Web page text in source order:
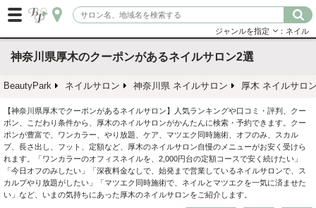
ジャンルを指定 ：ネイル
神奈川県厚木のクーポンがあるネイルサロン2選
BeautyPark ネイルサロン 神奈川県 ネイルサロン 厚木 ネイルサロ
【神奈川県厚木でクーポンがあるネイルサロン】人気ランキングや口コミ・評判、クー
ポン、こだわり条件から、厚木のネイルサロンがかんたんに検索・予約できます。クー
ポンが豊富で、ワンカラー、やり放題、ケア、マツエク同時施術、オフのみ、スカル
プ、長さ出し、フット、定額など、厚木のネイルサロン自慢のメニューがお安く受けら
れます。「ワンカラーのオフィスネイルを、2,000円台の定額コースで安く続けたい」
「今日オフのみしたい」「深夜料金なしで、始発まで営業しているネイルサロンで、ス
カルプやり放題がしたい」「マツエク同時施術で、ネイルとマツエクを一気に済ませた
い」など、いまの気持ちにあった厚木のネイルサロンをご紹介します。